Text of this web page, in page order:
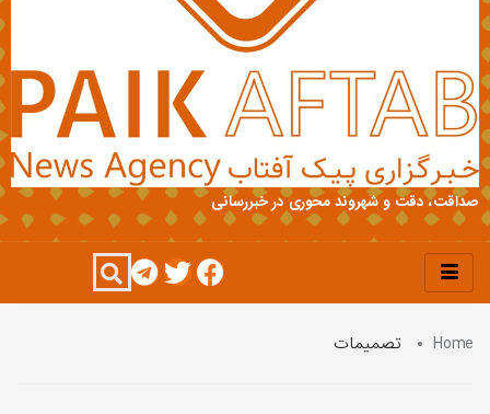
صداقت، دقت و شهروند محوری در خبررسانی
Home تصمیمات